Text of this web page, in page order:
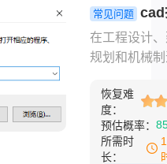
请遵循从易
顺序逐一尝
部分情况下
得到解决。
我们与重要
工作资料之
一扇紧闭的
担心，图片
通常并非不
症，其背后
样，解决方
对系统化。
常见问题 cad
开怎么解决
篇涵盖所有
指南！
在工程设计
规划和机械
类CAD软件
重要的生产
具。然而，
怀期待地双
恢复难
度：
预估概率：
所需时
长：